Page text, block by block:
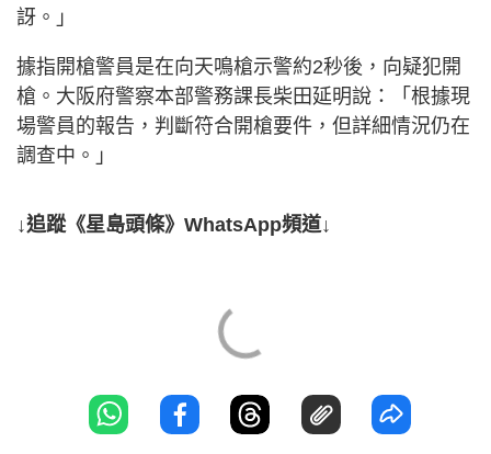
訝。」
據指開槍警員是在向天鳴槍示警約2秒後，向疑犯開
槍。大阪府警察本部警務課長柴田延明說：「根據現
場警員的報告，判斷符合開槍要件，但詳細情況仍在
調查中。」
↓追蹤《星島頭條》WhatsApp頻道↓